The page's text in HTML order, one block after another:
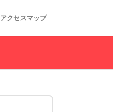
アクセスマップ